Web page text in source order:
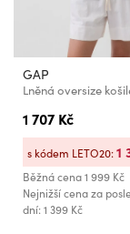
GAP
Lněná oversize
1 707 Kč
Běžná cena1 999 Kč
Nejnižší cena za
dní: 1 399 Kč
s kódem LETO20:1